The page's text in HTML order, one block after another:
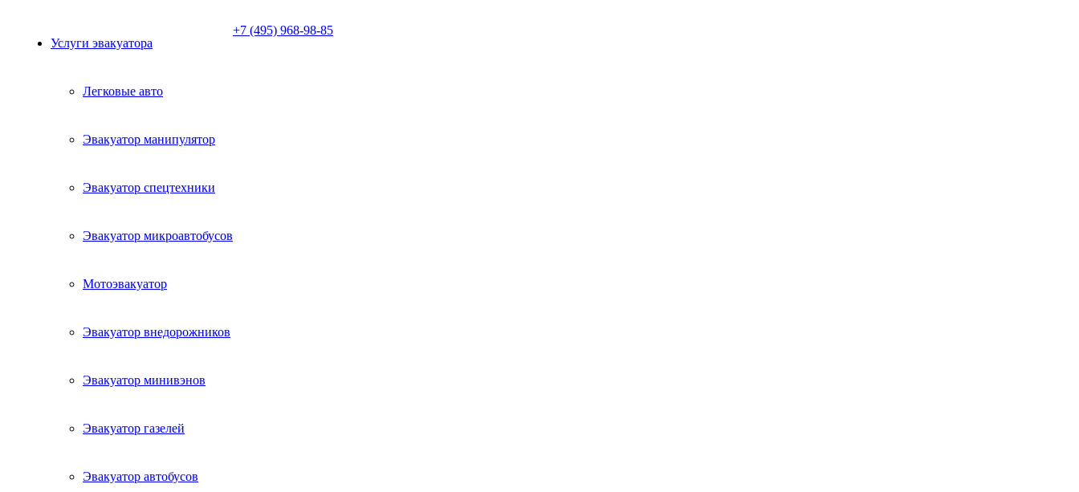
Услуги эвакуатора
Легковые авто
Эвакуатор манипулятор
Эвакуатор спецтехники
Эвакуатор микроавтобусов
Мотоэвакуатор
Эвакуатор внедорожников
Эвакуатор минивэнов
Эвакуатор газелей
Эвакуатор автобусов
+7 (495) 968-98-85